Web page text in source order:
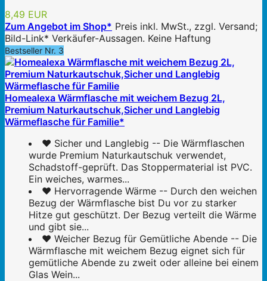
8,49 EUR
Zum Angebot im Shop* Preis inkl. MwSt., zzgl. Versand;
Bild-Link* Verkäufer-Aussagen. Keine Haftung
Bestseller Nr. 3
Homealexa Wärmflasche mit weichem Bezug 2L,
Premium Naturkautschuk,Sicher und Langlebig
Wärmeflasche für Familie*
❤️ Sicher und Langlebig -- Die Wärmflaschen
wurde Premium Naturkautschuk verwendet,
Schadstoff-geprüft. Das Stoppermaterial ist PVC.
Ein weiches, warmes...
❤️ Hervorragende Wärme -- Durch den weichen
Bezug der Wärmflasche bist Du vor zu starker
Hitze gut geschützt. Der Bezug verteilt die Wärme
und gibt sie...
❤️ Weicher Bezug für Gemütliche Abende -- Die
Wärmflasche mit weichem Bezug eignet sich für
gemütliche Abende zu zweit oder alleine bei einem
Glas Wein...